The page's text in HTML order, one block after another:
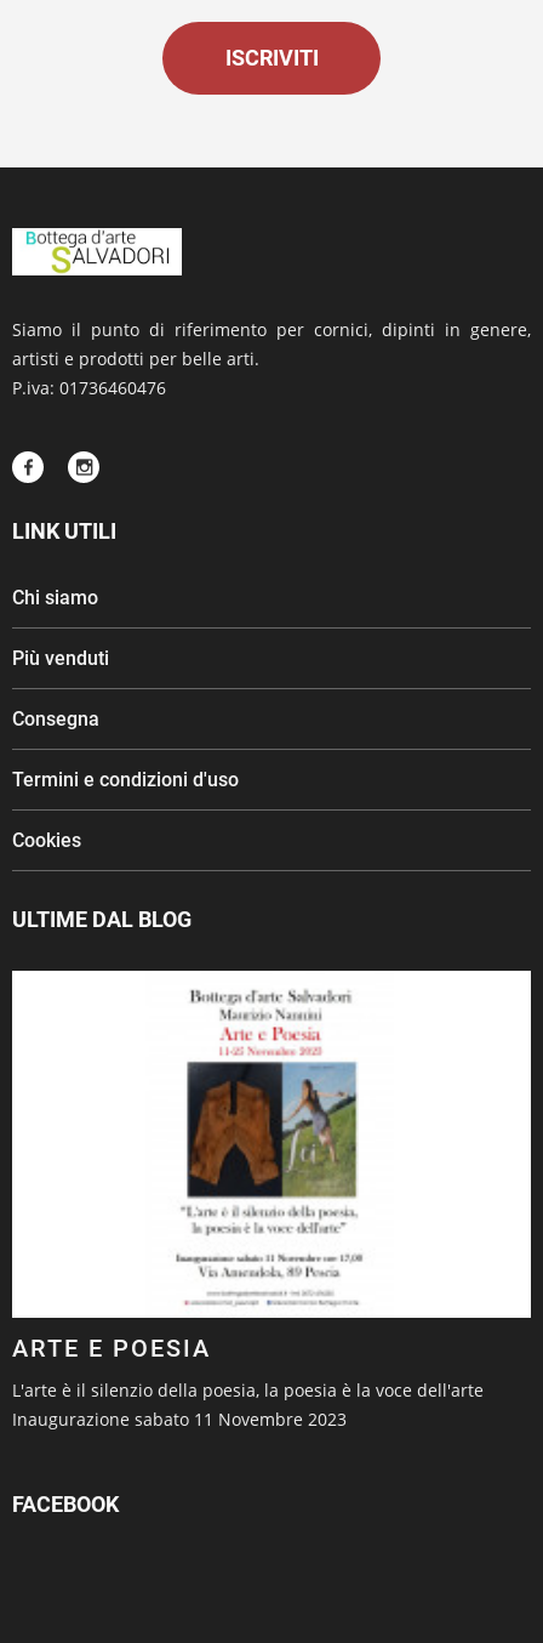
ISCRIVITI
Siamo il punto di riferimento per cornici, dipinti in genere,
artisti e prodotti per belle arti.
P.iva: 01736460476
LINK UTILI
Chi siamo
Più venduti
Consegna
Termini e condizioni d'uso
Cookies
ULTIME DAL BLOG
ARTE E POESIA
L'arte è il silenzio della poesia, la poesia è la voce dell'arte
Inaugurazione sabato 11 Novembre 2023
FACEBOOK